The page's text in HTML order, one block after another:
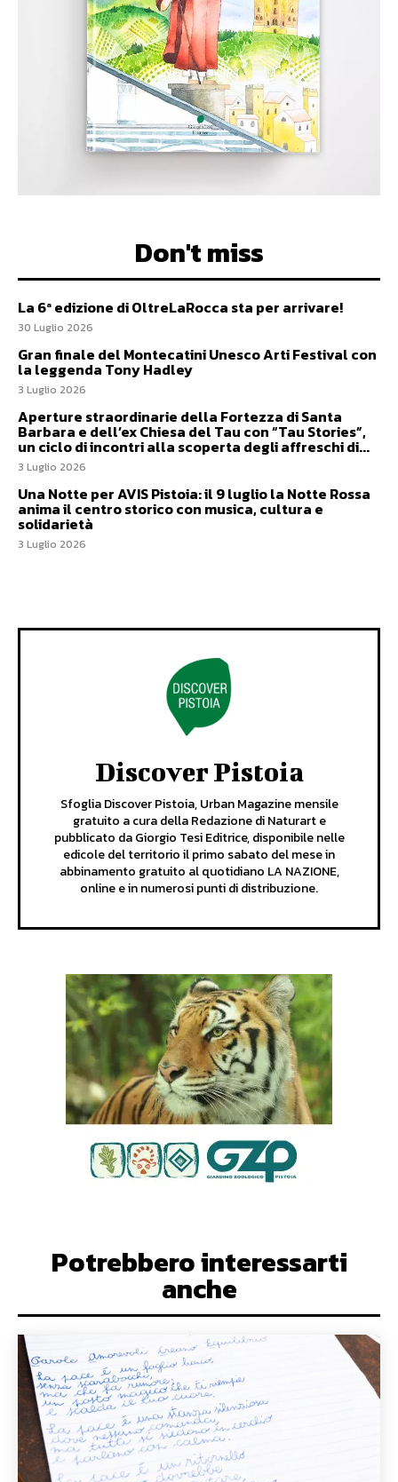
Don't miss
La 6ª edizione di OltreLaRocca sta per arrivare!
30 Luglio 2026
Gran finale del Montecatini Unesco Arti Festival con
la leggenda Tony Hadley
3 Luglio 2026
Aperture straordinarie della Fortezza di Santa
Barbara e dell’ex Chiesa del Tau con “Tau Stories”,
un ciclo di incontri alla scoperta degli affreschi di...
3 Luglio 2026
Una Notte per AVIS Pistoia: il 9 luglio la Notte Rossa
anima il centro storico con musica, cultura e
solidarietà
3 Luglio 2026
Discover Pistoia
Sfoglia Discover Pistoia, Urban Magazine mensile
gratuito a cura della Redazione di Naturart e
pubblicato da Giorgio Tesi Editrice, disponibile nelle
edicole del territorio il primo sabato del mese in
abbinamento gratuito al quotidiano LA NAZIONE,
online e in numerosi punti di distribuzione.
Potrebbero interessarti
anche